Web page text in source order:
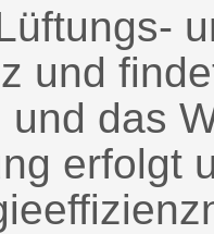
und
das
erfolgt